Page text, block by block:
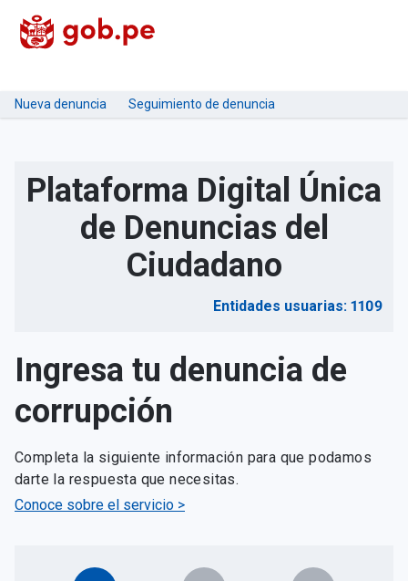
Nueva denuncia Seguimiento de denuncia
Plataforma Digital Única
de Denuncias del
Ciudadano
Entidades usuarias: 1109
Ingresa tu denuncia de
corrupción
Completa la siguiente información para que podamos
darte la respuesta que necesitas.
Conoce sobre el servicio >